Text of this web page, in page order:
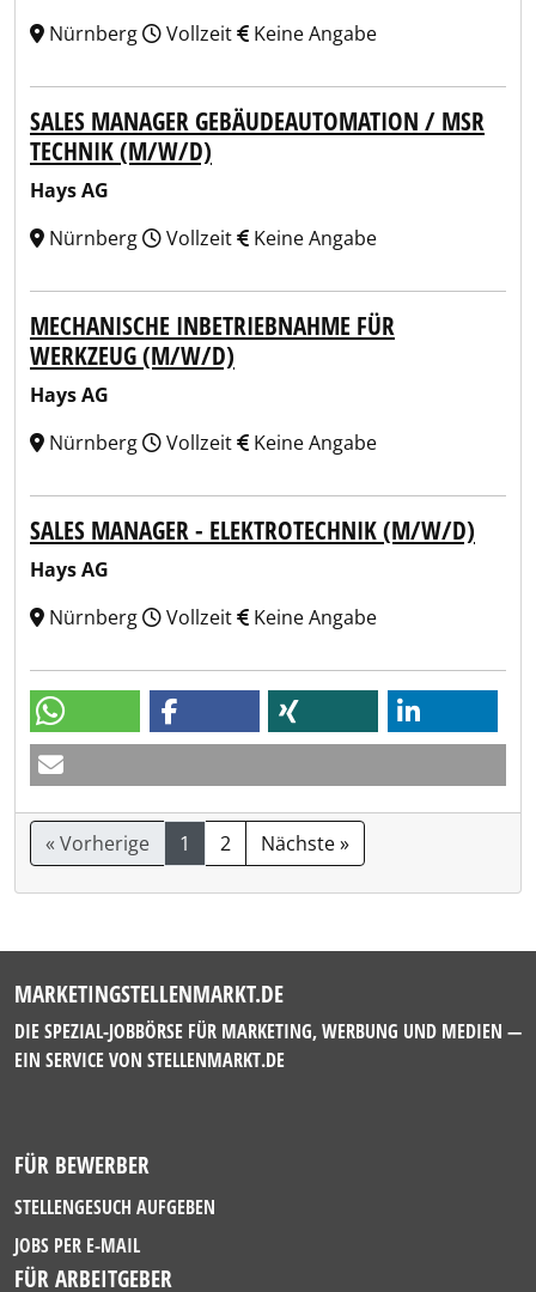
Nürnberg
Vollzeit Keine Angabe
SALES MANAGER GEBÄUDEAUTOMATION / MSR
TECHNIK (M/W/D)
Hays AG
Nürnberg
Vollzeit Keine Angabe
MECHANISCHE INBETRIEBNAHME FÜR
WERKZEUG (M/W/D)
Hays AG
Nürnberg
Vollzeit Keine Angabe
SALES MANAGER - ELEKTROTECHNIK (M/W/D)
Hays AG
Nürnberg
Vollzeit Keine Angabe
« Vorherige 1 2 Nächste »
MARKETINGSTELLENMARKT.DE
DIE SPEZIAL-JOBBÖRSE FÜR MARKETING, WERBUNG UND MEDIEN —
EIN SERVICE VON STELLENMARKT.DE
FÜR BEWERBER
STELLENGESUCH AUFGEBEN
JOBS PER E-MAIL
FÜR ARBEITGEBER